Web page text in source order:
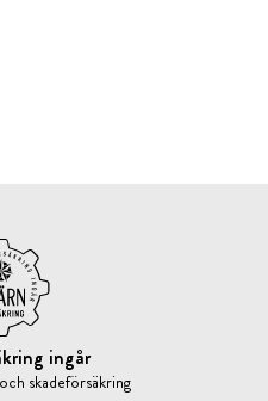
ingår
skadeförsäkring